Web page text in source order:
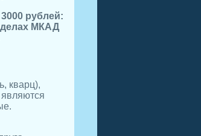
рублей:
МКАД
кварц),